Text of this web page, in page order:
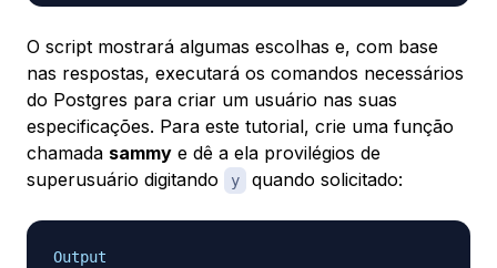
O script mostrará algumas escolhas e, com base
nas respostas, executará os comandos necessários
do Postgres para criar um usuário nas suas
especificações. Para este tutorial, crie uma função
chamada sammy e dê a ela provilégios de
superusuário digitando
y quando solicitado:
Output